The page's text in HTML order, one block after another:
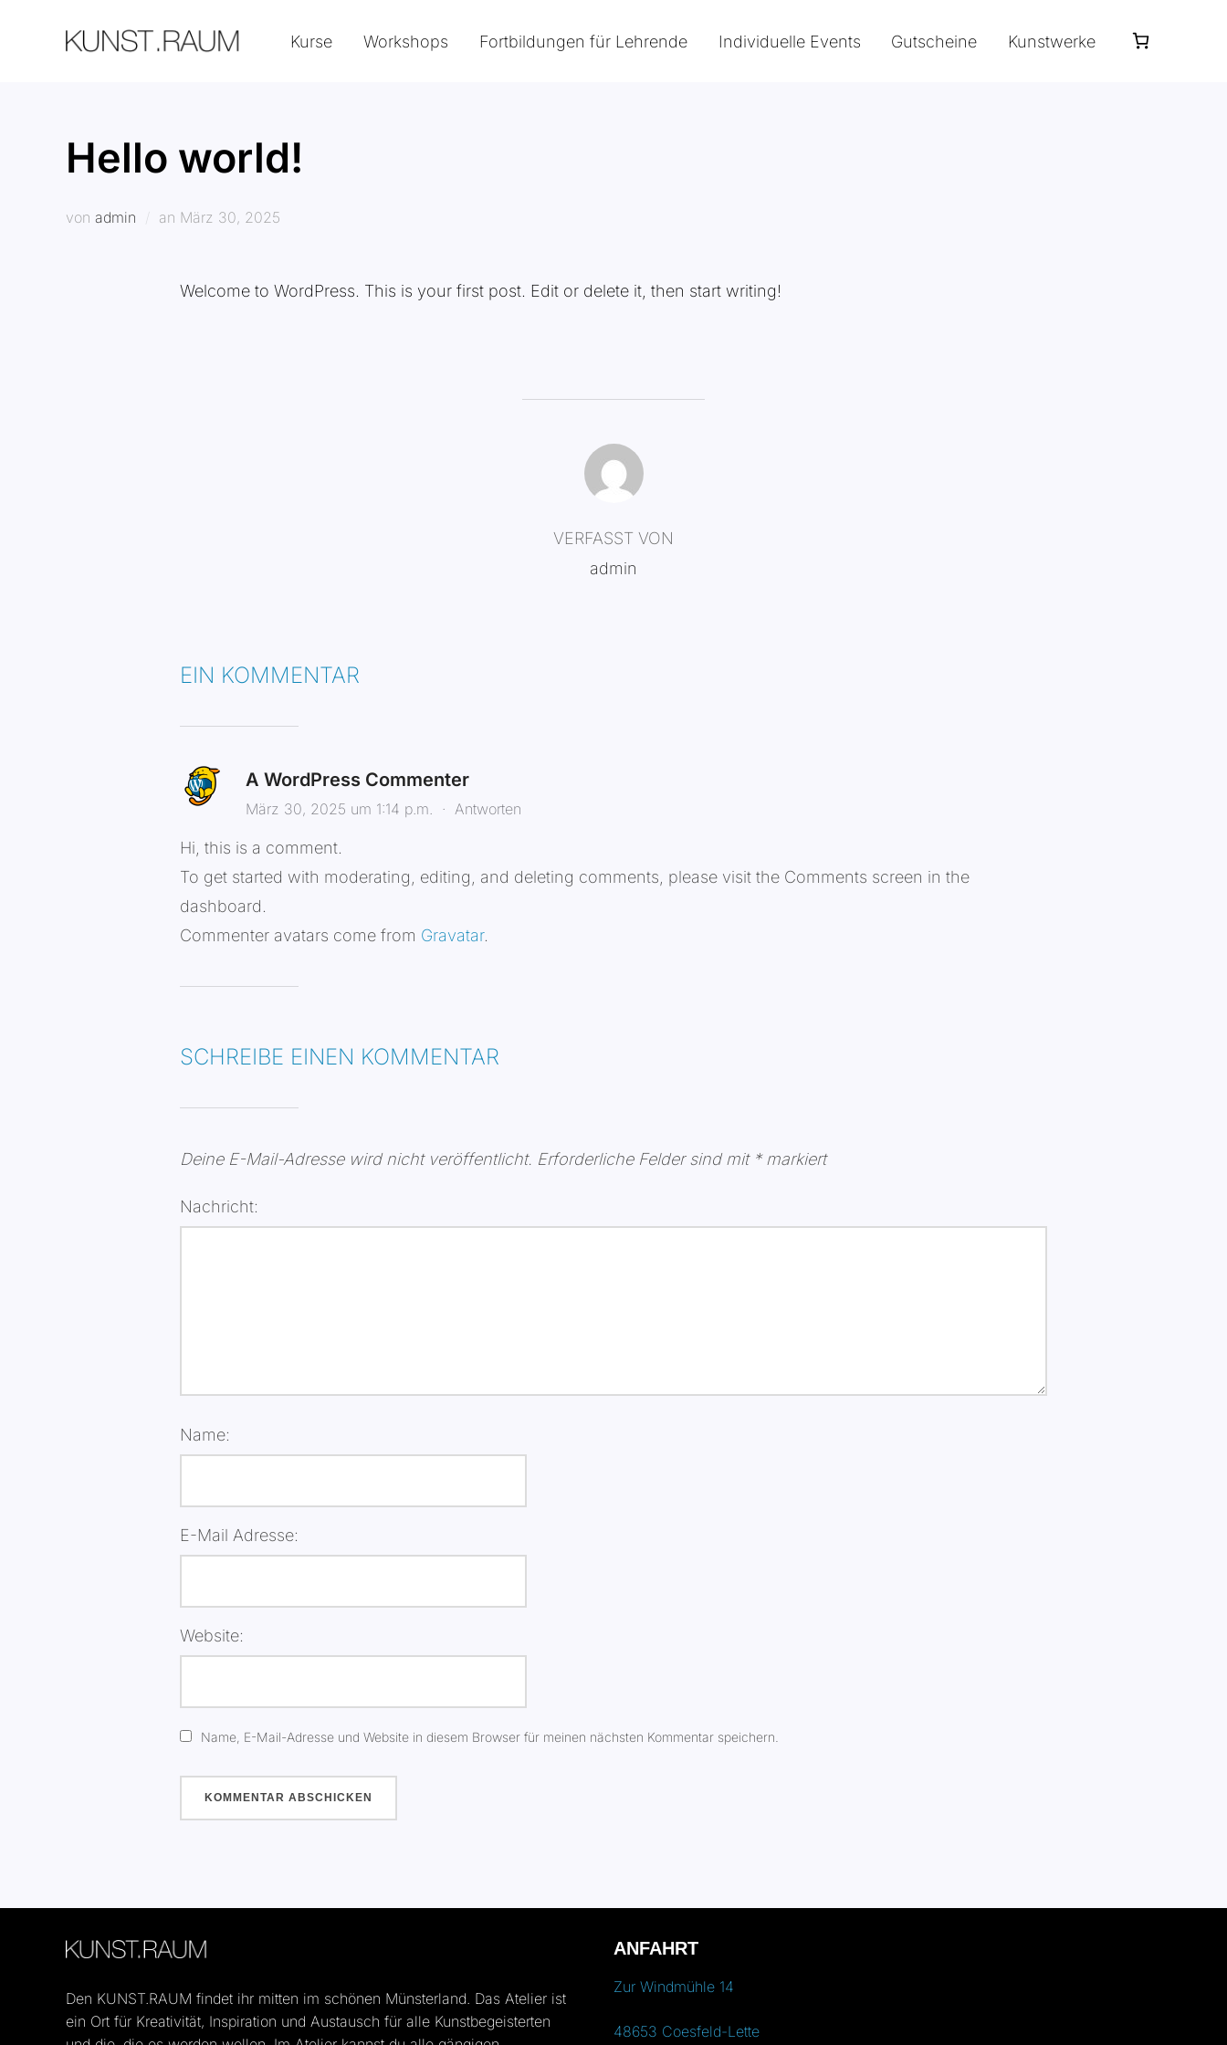
Kurse Workshops Fortbildungen für Lehrende Individuelle Events Gutscheine Kunstwerke
Hello world!
von admin an Veröffentlicht
März 30, 2025
Welcome to WordPress. This is your first post. Edit or delete it, then start writing!
BEITRAGSAUTOR
VERFASST VON
admin
EIN KOMMENTAR
A WordPress Commenter
März 30, 2025 um 1:14 p.m. · Antworten
Hi, this is a comment.
To get started with moderating, editing, and deleting comments, please visit the Comments screen in the
dashboard.
Commenter avatars come from Gravatar.
SCHREIBE EINEN KOMMENTAR
Deine E-Mail-Adresse wird nicht veröffentlicht. Erforderliche Felder sind mit *markiert
Nachricht:
Name:
E-Mail Adresse:
Website:
Name, E-Mail-Adresse und Website in diesem Browser für meinen nächsten Kommentar speichern.
Den KUNST.RAUM findet ihr mitten im schönen Münsterland. Das Atelier ist
ein Ort für Kreativität, Inspiration und Austausch für alle Kunstbegeisterten
ANFAHRT
Zur Windmühle 14
48653 Coesfeld-Lette